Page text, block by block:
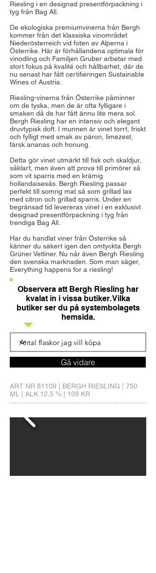
Riesling i en designad presentförpackning i
tyg från Bag All.
De ekologiska premiumvinerna från Bergh
kommer från det klassiska vinområdet
Niederösterreich vid foten av Alperna i
Österrike. Här är förhållandena optimala för
vinodling och Familjen Gruber arbetar med
stort fokus på kvalité och hållbarhet, där de
nu senast har fått certifieringen Sustainable
Wines of Austria.
Riesling-vinerna från Österrike påminner
om de tyska, men de är ofta fylligare i
smaken då de har fått ännu lite mera sol.
Bergh Riesling har en intensiv och elegant
druvtypisk doft. I munnen är vinet torrt, friskt
och fylligt med smak av päron, limezest,
färsk ananas och honung.
Detta gör vinet utmärkt till fisk och skaldjur,
såklart, men även att prova till primörer så
som vit sparris med en krämig
hollandaisesås. Bergh Riesling passar
perfekt till somrig mat så som grillad lax
med citron och grillad sparris. Under en
begränsad tid levereras vinet i en exklusivt
designad presentförpackning i tyg från
trendiga Bag All.
Har du handlat viner från Österrike så
känner du säkert igen den omtyckta Bergh
Grüner Vetliner. Nu når även Bergh Riesling
den svenska marknaden. Som man säger,
Everything happens for a riesling!
Observera att Bergh Riesling har
kvalat in i vissa butiker. Vilka
butiker ser du på systembolagets
hemsida.
Gå vidare
ART NR 81109 | BERGH RIESLING | 750
ML | ALK 12,5 % | 109 KR